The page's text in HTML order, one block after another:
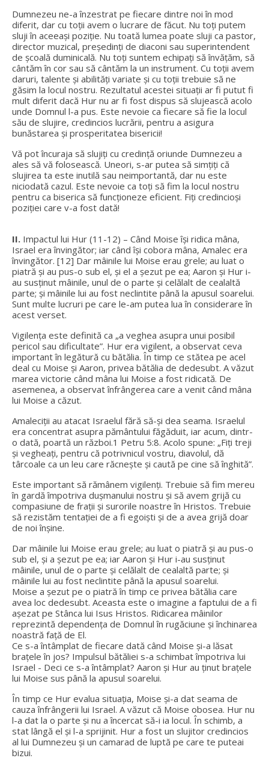
Dumnezeu ne-a înzestrat pe fiecare dintre noi în mod
diferit, dar cu toții avem o lucrare de făcut. Nu toți putem
sluji în aceeași poziție. Nu toată lumea poate sluji ca pastor,
director muzical, președinți de diaconi sau superintendent
de școală duminicală. Nu toți suntem echipați să învățăm, să
cântăm în cor sau să cântăm la un instrument. Cu toții avem
daruri, talente și abilități variate și cu toții trebuie să ne
găsim la locul nostru. Rezultatul acestei situații ar fi putut fi
mult diferit dacă Hur nu ar fi fost dispus să slujească acolo
unde Domnul l-a pus. Este nevoie ca fiecare să fie la locul
său de slujire, credincios lucrării, pentru a asigura
bunăstarea și prosperitatea bisericii!
Vă pot încuraja să slujiți cu credință oriunde Dumnezeu a
ales să vă folosească. Uneori, s-ar putea să simțiți că
slujirea ta este inutilă sau neimportantă, dar nu este
niciodată cazul. Este nevoie ca toți să fim la locul nostru
pentru ca biserica să funcționeze eficient. Fiți credincioși
poziției care v-a fost dată!
II. Impactul lui Hur (11-12) – Când Moise își ridica mâna,
Israel era învingător; iar când își cobora mâna, Amalec era
învingător. [12] Dar mâinile lui Moise erau grele; au luat o
piatră și au pus-o sub el, și el a șezut pe ea; Aaron și Hur i-
au susținut mâinile, unul de o parte și celălalt de cealaltă
parte; și mâinile lui au fost neclintite până la apusul soarelui.
Sunt multe lucruri pe care le-am putea lua în considerare în
acest verset.
Vigilența este definită ca „a veghea asupra unui posibil
pericol sau dificultate”. Hur era vigilent, a observat ceva
important în legătură cu bătălia. În timp ce stătea pe acel
deal cu Moise și Aaron, privea bătălia de dedesubt. A văzut
marea victorie când mâna lui Moise a fost ridicată. De
asemenea, a observat înfrângerea care a venit când mâna
lui Moise a căzut.
Amaleciții au atacat Israelul fără să-și dea seama. Israelul
era concentrat asupra pământului făgăduit, iar acum, dintr-
o dată, poartă un război.1 Petru 5:8. Acolo spune: „Fiți treji
și vegheați, pentru că potrivnicul vostru, diavolul, dă
târcoale ca un leu care răcnește și caută pe cine să înghită”.
Este important să rămânem vigilenți. Trebuie să fim mereu
în gardă împotriva dușmanului nostru și să avem grijă cu
compasiune de frații și surorile noastre în Hristos. Trebuie
să rezistăm tentației de a fi egoiști și de a avea grijă doar
de noi înșine.
Dar mâinile lui Moise erau grele; au luat o piatră și au pus-o
sub el, și a șezut pe ea; iar Aaron și Hur i-au susținut
mâinile, unul de o parte și celălalt de cealaltă parte; și
mâinile lui au fost neclintite până la apusul soarelui.
Moise a șezut pe o piatră în timp ce privea bătălia care
avea loc dedesubt. Aceasta este o imagine a faptului de a fi
așezat pe Stânca lui Isus Hristos. Ridicarea mâinilor
reprezintă dependența de Domnul în rugăciune și închinarea
noastră față de El.
Ce s-a întâmplat de fiecare dată când Moise și-a lăsat
brațele în jos? Impulsul bătăliei s-a schimbat împotriva lui
Israel - Deci ce s-a întâmplat? Aaron și Hur au ținut brațele
lui Moise sus până la apusul soarelui.
În timp ce Hur evalua situația, Moise și-a dat seama de
cauza înfrângerii lui Israel. A văzut că Moise obosea. Hur nu
l-a dat la o parte și nu a încercat să-i ia locul. În schimb, a
stat lângă el și l-a sprijinit. Hur a fost un slujitor credincios
al lui Dumnezeu și un camarad de luptă pe care te puteai
bizui.